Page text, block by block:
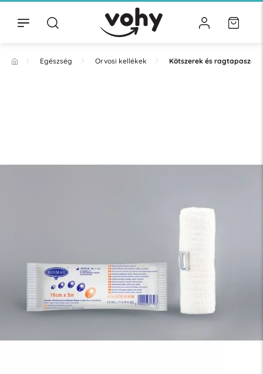
Egészség Orvosi kellékek Kötszerek és ragtapaszok